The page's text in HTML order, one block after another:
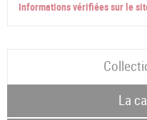
Informations vérifiées sur le
La